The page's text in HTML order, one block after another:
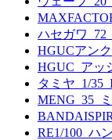
ハセガワ
HGUCアン
HGUC_アッ
タミヤ_1/
MENG_35_
RE1/100_ハ